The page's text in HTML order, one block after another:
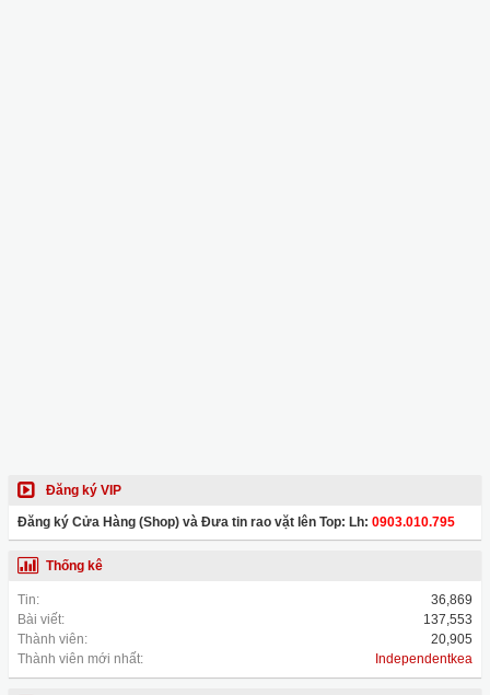
Đăng ký VIP
Đăng ký Cửa Hàng (Shop) và Đưa tin rao vặt lên Top: Lh: 0903.010.795
Thống kê
Tin:
36,869
Bài viết:
137,553
Thành viên:
20,905
Thành viên mới nhất:
Independentkea